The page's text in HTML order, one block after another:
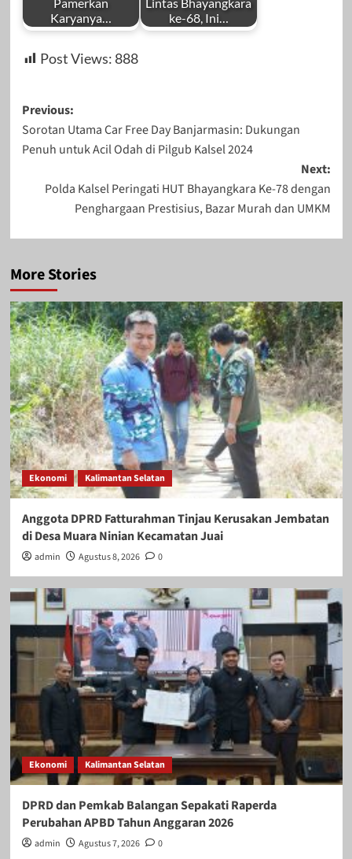
Karyanya…
ke-68, Ini…
Post Views: 888
Post
navigation
Previous:
Sorotan Utama Car Free Day Banjarmasin: Dukungan
Penuh untuk Acil Odah di Pilgub Kalsel 2024
Next:
Polda Kalsel Peringati HUT Bhayangkara Ke-78 dengan
Penghargaan Prestisius, Bazar Murah dan UMKM
More Stories
Ekonomi Kalimantan Selatan
Anggota DPRD Fatturahman Tinjau Kerusakan Jembatan
di Desa Muara Ninian Kecamatan Juai
admin Agustus 8, 2026 0
Ekonomi Kalimantan Selatan
DPRD dan Pemkab Balangan Sepakati Raperda
Perubahan APBD Tahun Anggaran 2026
admin Agustus 7, 2026 0